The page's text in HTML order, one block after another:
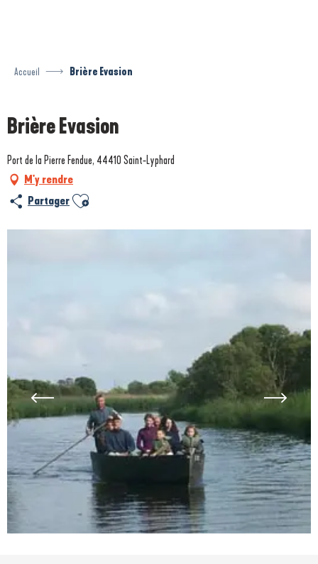
Accueil Brière Evasion
Brière Evasion
Port de la Pierre Fendue, 44410 Saint-Lyphard
M'y rendre
Partager Ajouter aux favoris